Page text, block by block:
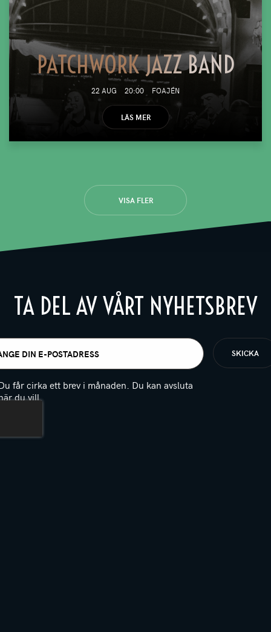
PATCHWORK JAZZ BAND
22 AUG 20:00 FOAJÉN
LÄS MER
VISA FLER
TA DEL AV VÅRT NYHETSBREV
får cirka ett brev i månaden. Du kan avsluta
du vill.